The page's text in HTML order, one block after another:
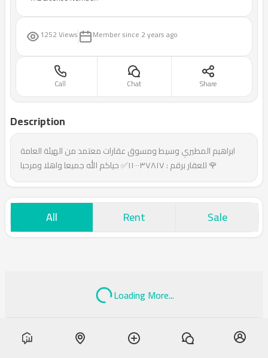
1252 Views Member since 2 years ago
Call Chat Share
Description
ابراهيم المطيري وسيط ومسوق عقارات معتمد من الهيئة العامة
للعقار برقم : ١١٠٠٠٣٧٨١٧✅ حياكم الله جميعا واهلا ومرحبا 🌹
All Rent Sale
Loading More...